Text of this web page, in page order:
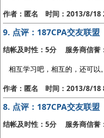
作者：匿名 时间：2013/8/18
9. 点评：187CPA交友联盟
结帐及时性：5分 服务商信
相互学习吧，相互的，还可以。
作者：匿名 时间：2013/8/18
8. 点评：187CPA交友联盟
结帐及时性：5分 服务商信